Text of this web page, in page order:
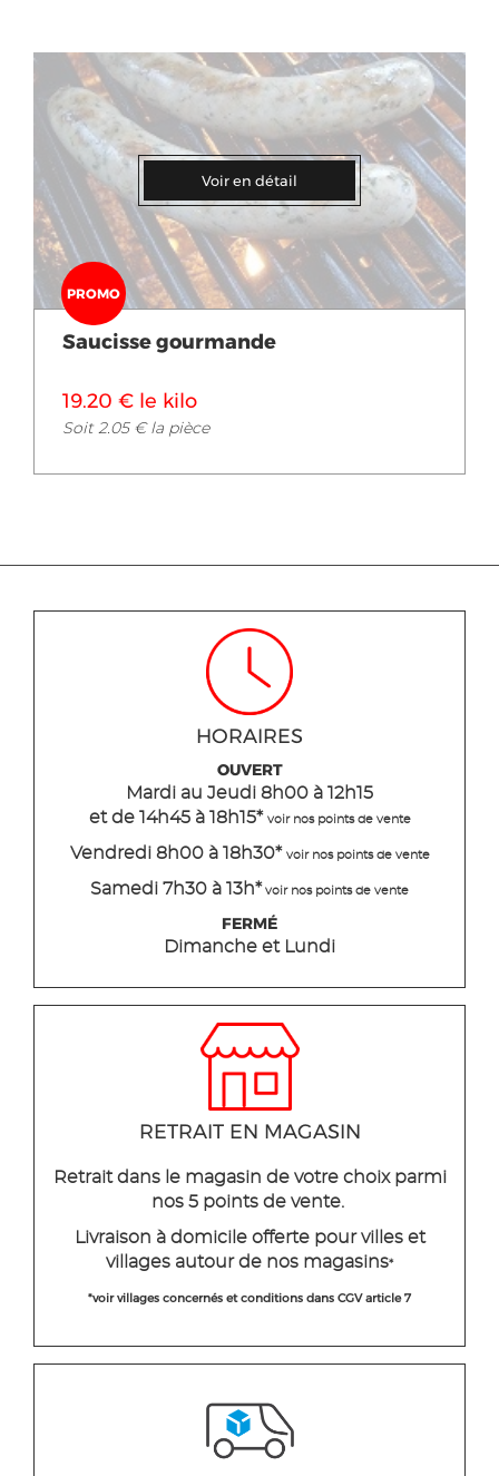
Voir en détail
PROMO
Saucisse gourmande
19.20 € le kilo
Soit 2.05 € la pièce
HORAIRES
OUVERT
Mardi au Jeudi 8h00 à 12h15
et de 14h45 à 18h15* voir nos points de vente
Vendredi 8h00 à 18h30* voir nos points de vente
Samedi 7h30 à 13h* voir nos points de vente
FERMÉ
Dimanche et Lundi
RETRAIT EN MAGASIN
Retrait dans le magasin de votre choix parmi
nos 5 points de vente.
Livraison à domicile offerte pour villes et
villages autour de nos magasins*
*voir villages concernés et conditions dans CGV article 7